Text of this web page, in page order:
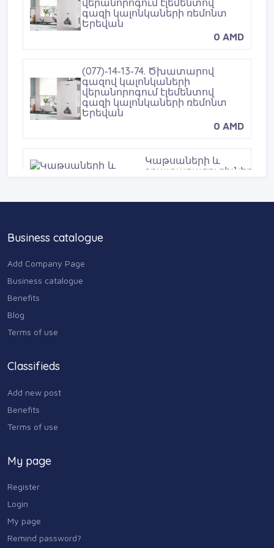
վերանորոգում էլեմենտով
գազի կալոնկաների ռեմոնտ
Երեվան
0 AMD
(077)֊14֊13֊74. Ծխատարով
գազով կալոնկաների
վերանորոգում էլեմենտով
գազի կալոնկաների ռեմոնտ
Երեվան
0 AMD
Կաթսաների և
ջրատաքացուցիչների
0 AMD
Business catalogue
Add Company Page
Business catalogue
Benefits
Blog
Terms of use
Classifieds
Add new post
Benefits
Terms of use
My page
Register
Login
My page
Remind password?